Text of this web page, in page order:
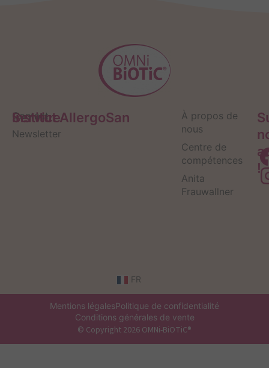
Service
Contact
Newsletter
Institut AllergoSan
À propos de
nous
Centre de
compétences
Anita
Frauwallner
!
FR
Mentions légalesPolitique de confidentialité
Conditions générales de vente
© Copyright 2026 OMNi-BiOTiC®